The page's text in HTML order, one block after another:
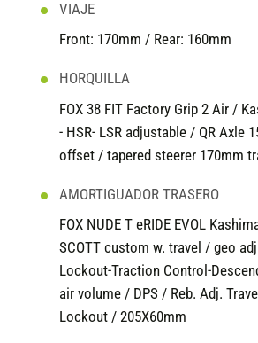
VIAJE
Front: 170mm / Rear: 160mm
HORQUILLA
FOX 38 FIT Factory Grip 2 Air /
- HSR- LSR adjustable / QR Axle
offset / tapered steerer 170mm
AMORTIGUADOR TRASERO
FOX NUDE T eRIDE EVOL
SCOTT custom w. travel / geo
Lockout-Traction Control-
air volume / DPS / Reb. Adj.
Lockout / 205X60mm